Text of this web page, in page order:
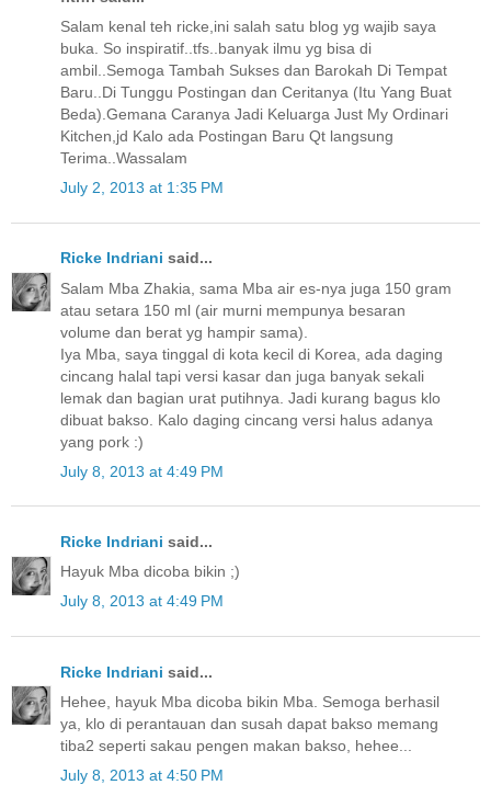
Salam kenal teh ricke,ini salah satu blog yg wajib saya
buka. So inspiratif..tfs..banyak ilmu yg bisa di
ambil..Semoga Tambah Sukses dan Barokah Di Tempat
Baru..Di Tunggu Postingan dan Ceritanya (Itu Yang Buat
Beda).Gemana Caranya Jadi Keluarga Just My Ordinari
Kitchen,jd Kalo ada Postingan Baru Qt langsung
Terima..Wassalam
July 2, 2013 at 1:35 PM
Ricke Indriani said...
Salam Mba Zhakia, sama Mba air es-nya juga 150 gram
atau setara 150 ml (air murni mempunya besaran
volume dan berat yg hampir sama).
Iya Mba, saya tinggal di kota kecil di Korea, ada daging
cincang halal tapi versi kasar dan juga banyak sekali
lemak dan bagian urat putihnya. Jadi kurang bagus klo
dibuat bakso. Kalo daging cincang versi halus adanya
yang pork :)
July 8, 2013 at 4:49 PM
Ricke Indriani said...
Hayuk Mba dicoba bikin ;)
July 8, 2013 at 4:49 PM
Ricke Indriani said...
Hehee, hayuk Mba dicoba bikin Mba. Semoga berhasil
ya, klo di perantauan dan susah dapat bakso memang
tiba2 seperti sakau pengen makan bakso, hehee...
July 8, 2013 at 4:50 PM